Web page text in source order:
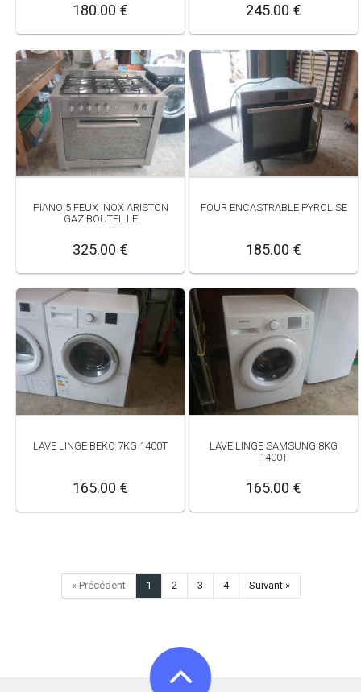
180.00 € 245.00 €
PIANO 5 FEUX INOX ARISTON
GAZ BOUTEILLE
325.00 €
FOUR ENCASTRABLE PYROLISE
185.00 €
LAVE LINGE BEKO 7KG 1400T
165.00 €
LAVE LINGE SAMSUNG 8KG
1400T
165.00 €
« Précédent 1 2 3 4 Suivant »